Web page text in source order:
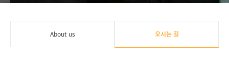
About us 오시는 길